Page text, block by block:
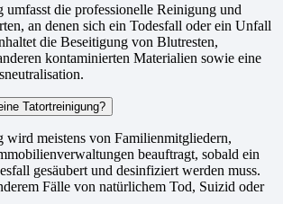
umfasst die professionelle Reinigung und
an denen sich ein Todesfall oder ein Unfall
die Beseitigung von Blutresten,
kontaminierten Materialien sowie eine
Tatortreinigung?
wird meistens von Familienmitgliedern,
beauftragt, sobald ein
gesäubert und desinfiziert werden muss.
Fälle von natürlichem Tod, Suizid oder